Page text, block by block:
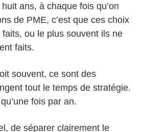
ans, à chaque fois qu’on
de PME, c’est que ces choix
ou le plus souvent ils ne
faits.
souvent, ce sont des
tout le temps de stratégie.
fois par an.
de séparer clairement le